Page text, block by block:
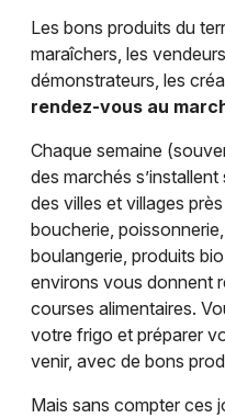
Les bons produits du
maraîchers, les
démonstrateurs, les
rendez-vous au
Chaque semaine
des marchés
des villes et villages
boucherie,
boulangerie, produits
environs vous donnent
courses alimentaires.
votre frigo et préparer
venir, avec de bons
Mais sans compter ces